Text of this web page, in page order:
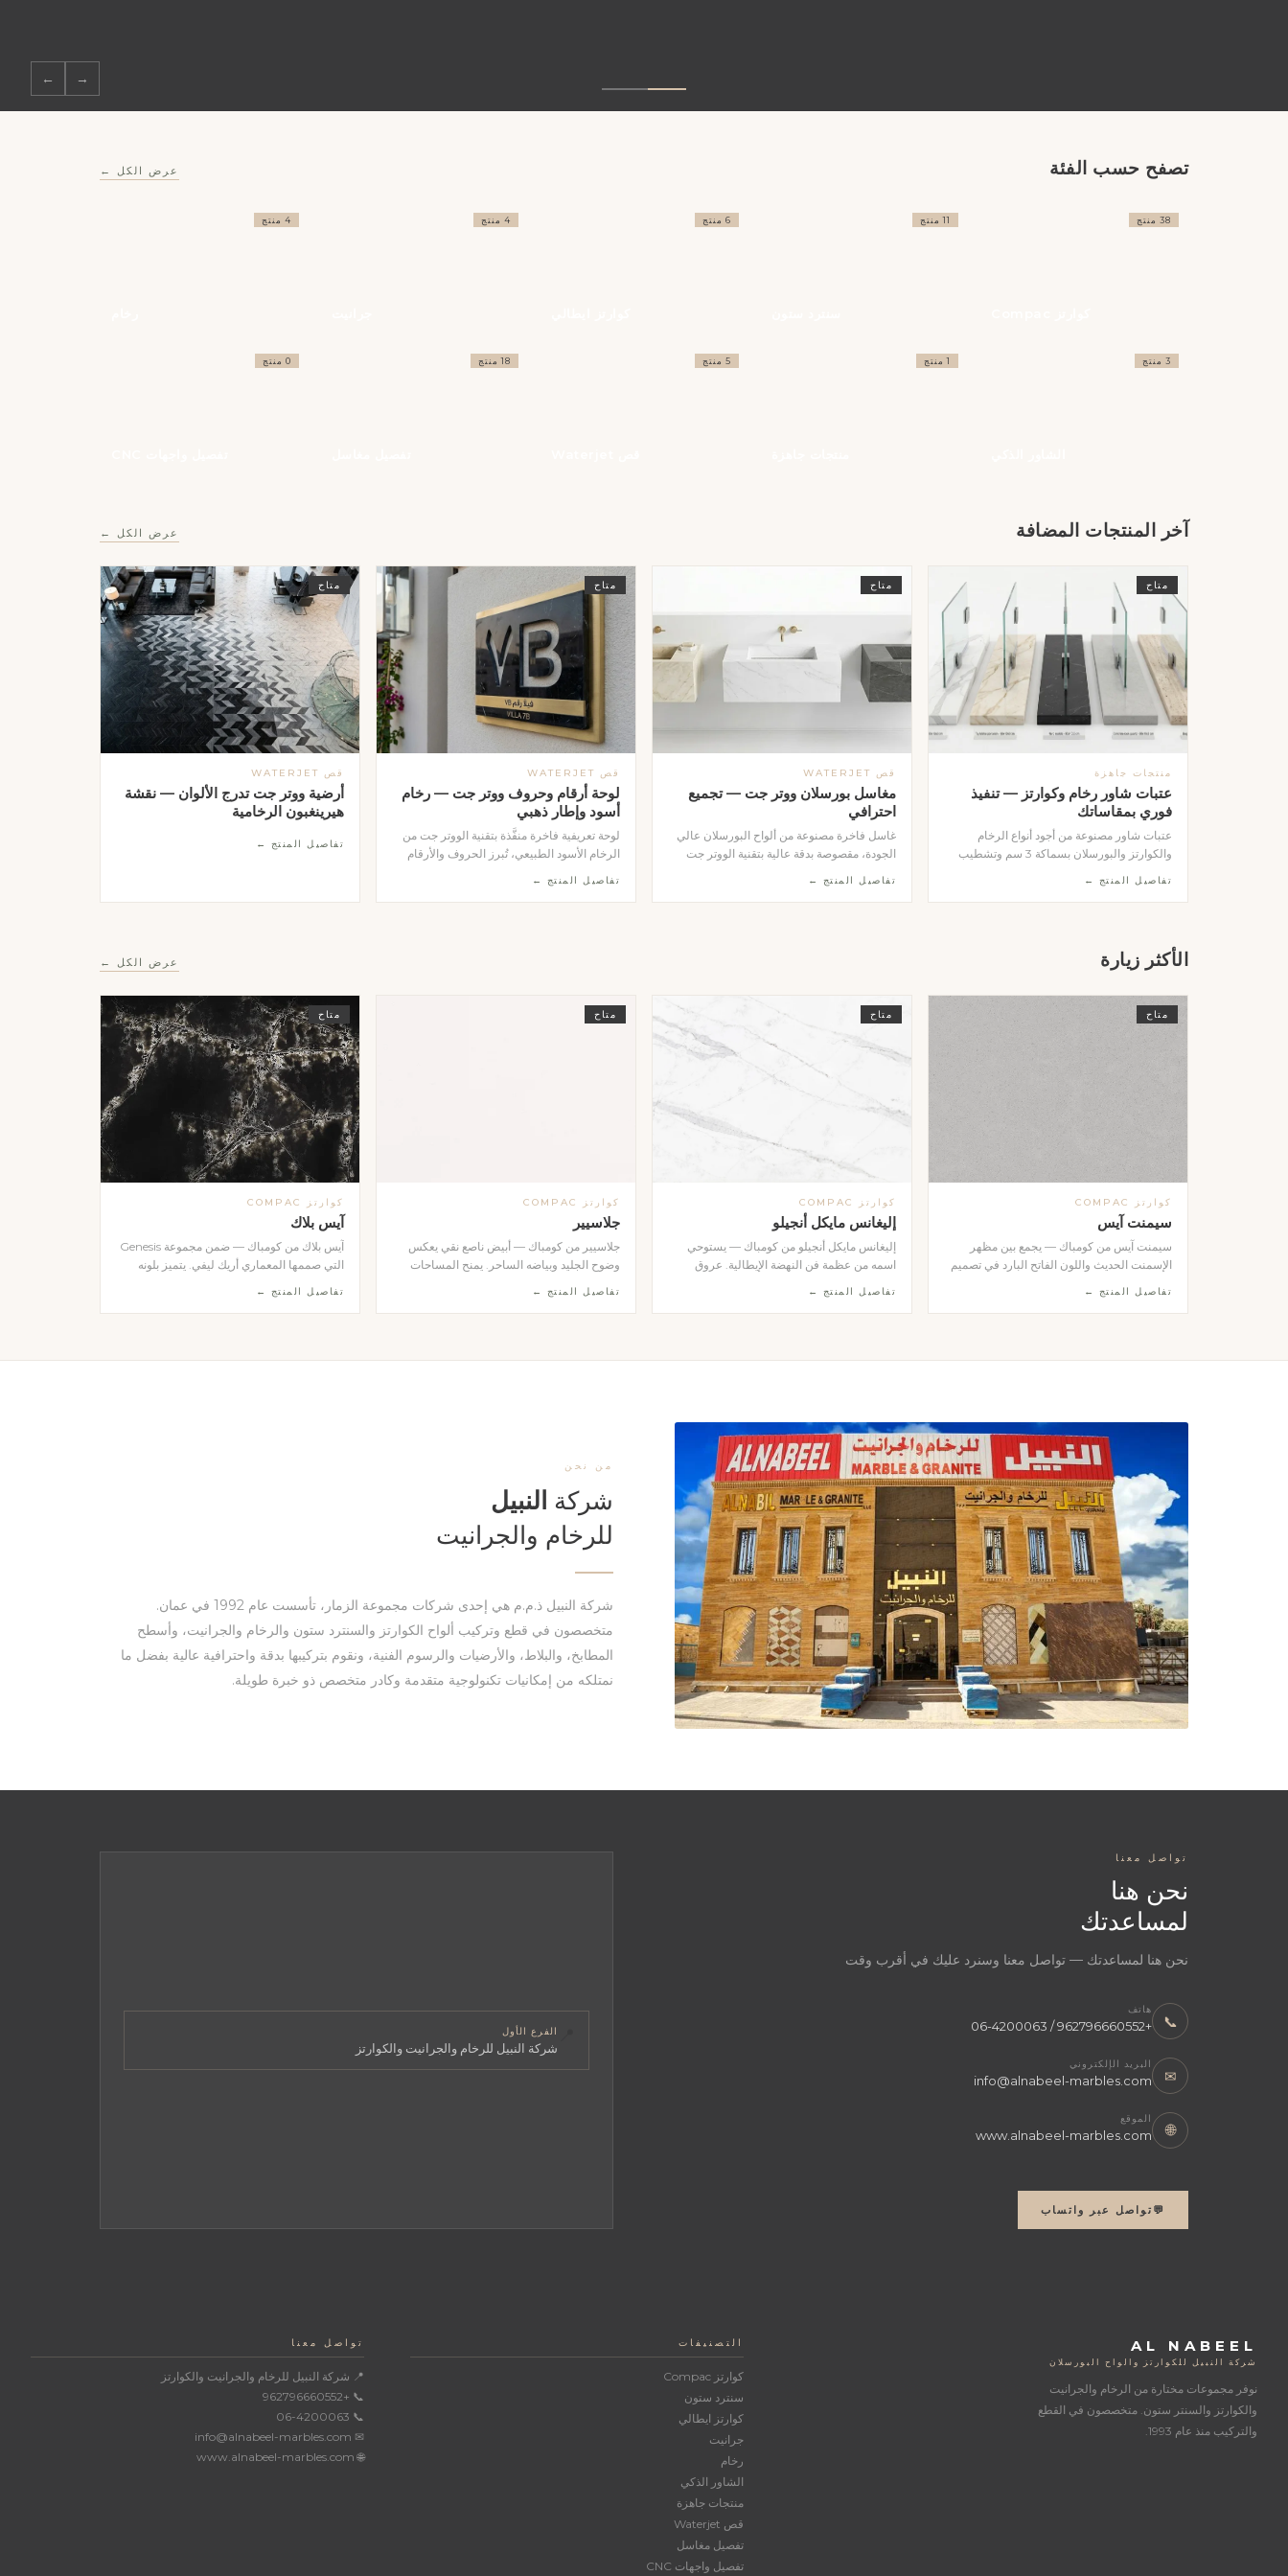
→
←
تصفح حسب الفئة عرض الكل ←
38 منتج 11 منتج 6 منتج 4 منتج 4 منتج
3 منتج 1 منتج 5 منتج 18 منتج 0 منتج
آخر المنتجات المضافة عرض الكل ←
متاح
منتجات جاهزة
عتبات شاور رخام وكوارتز — تنفيذ
فوري بمقاساتك
عتبات شاور مصنوعة من أجود أنواع الرخام
والكوارتز والبورسلان بسماكة 3 سم وتشطيب
تحتاجه بدقة عالية وفي وقت قياسي، وتتوفر
تفاصيل المنتج ←
متاح
قص WATERJET
مغاسل بورسلان ووتر جت — تجميع
احترافي
غاسل فاخرة مصنوعة من ألواح البورسلان عالي
الجودة، مقصوصة بدقة عالية بتقنية الووتر جت
الأوجه. تتوفر بثلاثة ألوان: البيج الدافئ، الأبيض
تفاصيل المنتج ←
متاح
قص WATERJET
لوحة أرقام وحروف ووتر جت — رخام
أسود وإطار ذهبي
لوحة تعريفية فاخرة منفَّذة بتقنية الووتر جت من
الرخام الأسود الطبيعي، تُبرز الحروف والأرقام
بشكل مميز. تحيط بها إطار معدني ذهبي مصقول
تفاصيل المنتج ←
متاح
قص WATERJET
أرضية ووتر جت تدرج الألوان — نقشة
هيرينغبون الرخامية
تفاصيل المنتج ←
الأكثر زيارة عرض الكل ←
متاح
كوارتز COMPAC
سيمنت آيس
سيمنت آيس من كومباك — يجمع بين مظهر
الإسمنت الحديث واللون الفاتح البارد في تصميم
أسلوب إندستريال أنيق وراقٍ.
تفاصيل المنتج ←
متاح
كوارتز COMPAC
إليغانس مايكل أنجيلو
إليغانس مايكل أنجيلو من كومباك — يستوحي
اسمه من عظمة فن النهضة الإيطالية. عروق
يليق بأرقى المشاريع السكنية والتجارية.
تفاصيل المنتج ←
متاح
كوارتز COMPAC
جلاسيير
جلاسيير من كومباك — أبيض ناصع نقي يعكس
وضوح الجليد وبياضه الساحر. يمنح المساحات
للمطابخ العصرية الأنيقة.
تفاصيل المنتج ←
متاح
كوارتز COMPAC
آيس بلاك
آيس بلاك من كومباك — ضمن مجموعة Genesis
التي صممها المعماري أريك ليفي. يتميز بلونه
التناقض بين الظلام والضوء في تصميم استثنائي.
تفاصيل المنتج ←
من نحن
شركة النبيل
للرخام والجرانيت
شركة النبيل ذ.م.م هي إحدى شركات مجموعة الزمار، تأسست عام 1992 في عمان.
متخصصون في قطع وتركيب ألواح الكوارتز والسنترد ستون والرخام والجرانيت، وأسطح
المطابخ، والبلاط، والأرضيات والرسوم الفنية، ونقوم بتركيبها بدقة واحترافية عالية بفضل ما
نمتلكه من إمكانيات تكنولوجية متقدمة وكادر متخصص ذو خبرة طويلة.
تواصل معنا
نحن هنا
لمساعدتك
نحن هنا لمساعدتك — تواصل معنا وسنرد عليك في أقرب وقت
📞
هاتف
+962796660552 / 06-4200063
✉
البريد الإلكتروني
info@alnabeel-marbles.com
🌐
الموقع
www.alnabeel-marbles.com
💬 تواصل عبر واتساب
الفرع الأول
شركة النبيل للرخام والجرانيت والكوارتز
AL NABEEL
شركة النبيل للكوارتز والواح البورسلان
نوفر مجموعات مختارة من الرخام والجرانيت
والكوارتز والسنتر ستون. متخصصون في القطع
والتركيب منذ عام 1993.
التصنيفات
كوارتز Compac
سنترد ستون
كوارتز ايطالي
جرانيت
رخام
الشاور الذكي
منتجات جاهزة
قص Waterjet
تفصيل مغاسل
تفصيل واجهات CNC
تواصل معنا
📍 شركة النبيل للرخام والجرانيت والكوارتز
📞 +962796660552
📞 06-4200063
✉ info@alnabeel-marbles.com
🌐 www.alnabeel-marbles.com